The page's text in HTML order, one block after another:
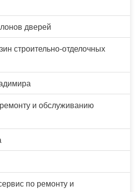
дверей
строительно-отделочных
и обслуживанию
по ремонту и